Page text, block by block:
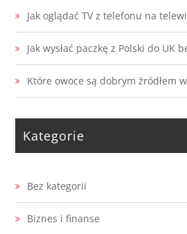
Jak oglądać TV z telefonu na
Jak wysłać paczkę z Polski do UK
Które owoce są dobrym źródłem
Kategorie
Bez kategorii
Biznes i finanse